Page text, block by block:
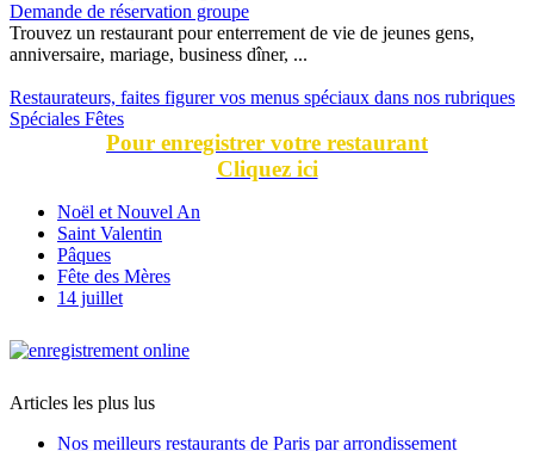
Demande de réservation groupe
Trouvez un restaurant pour enterrement de vie de jeunes gens,
anniversaire, mariage, business dîner, ...
Restaurateurs, faites figurer vos menus spéciaux dans nos rubriques
Spéciales Fêtes
Pour enregistrer votre restaurant
Cliquez ici
Noël et Nouvel An
Saint Valentin
Pâques
Fête des Mères
14 juillet
Articles les plus lus
Nos meilleurs restaurants de Paris par arrondissement